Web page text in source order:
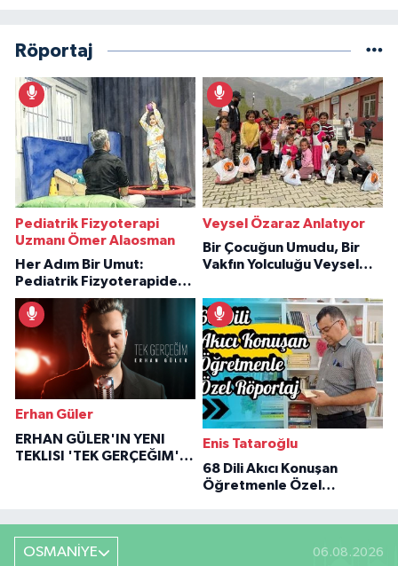
Röportaj
Pediatrik Fizyoterapi
Uzmanı Ömer Alaosman
Her Adım Bir Umut:
Pediatrik Fizyoterapiden
İlham Veren Hikâyeler
Veysel Özaraz Anlatıyor
Bir Çocuğun Umudu, Bir
Vakfın Yolculuğu Veysel
Erhan Güler
ERHAN GÜLER'IN YENI
TEKLISI 'TEK GERÇEĞIM'LE
Enis Tataroğlu
68 Dili Akıcı Konuşan
Öğretmenle Özel
OSMANİYE 06.08.2026